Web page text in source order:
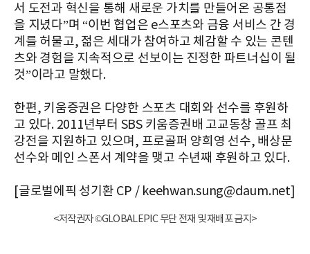
서 도전과 혁신을 통해 새로운 가치를 만들어온 공통점
을 지녔다”며 “이번 협업은 e스포츠와 금융 서비스 간 경
계를 허물고, 젊은 세대가 참여하고 체감할 수 있는 콘텐
츠와 경험을 지속적으로 선보이는 진정한 파트너십이 될
것”이라고 말했다.
한편, 키움증권은 다양한 스포츠 대회와 선수를 후원하
고 있다. 2011년부터 SBS 키움증권배 고교동창 골프 최
강전을 지원하고 있으며, 프로골퍼 양희영 선수, 배상문
선수와 메인 스폰서 계약을 맺고 수년째 후원하고 있다.
[글로벌에픽 성기환 CP / keehwan.sung@daum.net]
<저작권자 ©GLOBALEPIC 무단 전재 및 재배포 금지>